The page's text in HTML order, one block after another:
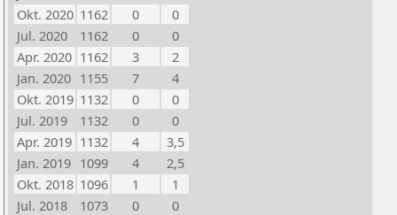
Okt. 2020 1162 0
0
Jul. 2020
1162 0
0
Apr. 2020 1162 3
2
Jan. 2020 1155 7
4
Okt. 2019 1132 0
0
Jul. 2019
1132 0
0
Apr. 2019 1132 4
3,5
Jan. 2019 1099 4
2,5
Okt. 2018 1096 1
1
Jul. 2018
1073 0
0